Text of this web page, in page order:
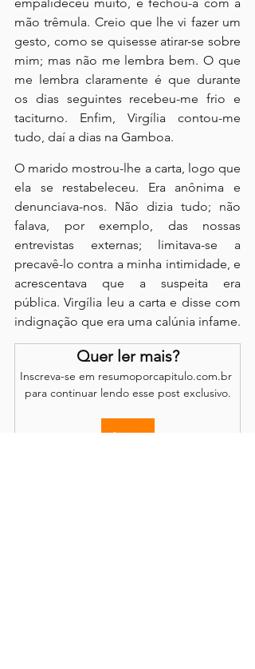
mão trêmula. Creio que lhe vi fazer um
gesto, como se quisesse atirar-se sobre
mim; mas não me lembra bem. O que
me lembra claramente é que durante
os dias seguintes recebeu-me frio e
taciturno. Enfim, Virgília contou-me
tudo, daí a dias na Gamboa.
O marido mostrou-lhe a carta, logo que
ela se restabeleceu. Era anônima e
denunciava-nos. Não dizia tudo; não
falava, por exemplo, das nossas
entrevistas externas; limitava-se a
precavê-lo contra a minha intimidade, e
acrescentava que a suspeita era
pública. Virgília leu a carta e disse com
indignação que era uma calúnia infame.
Quer ler mais?
Inscreva-se em resumoporcapitulo.com.br
para continuar lendo esse post exclusivo.
Assinar